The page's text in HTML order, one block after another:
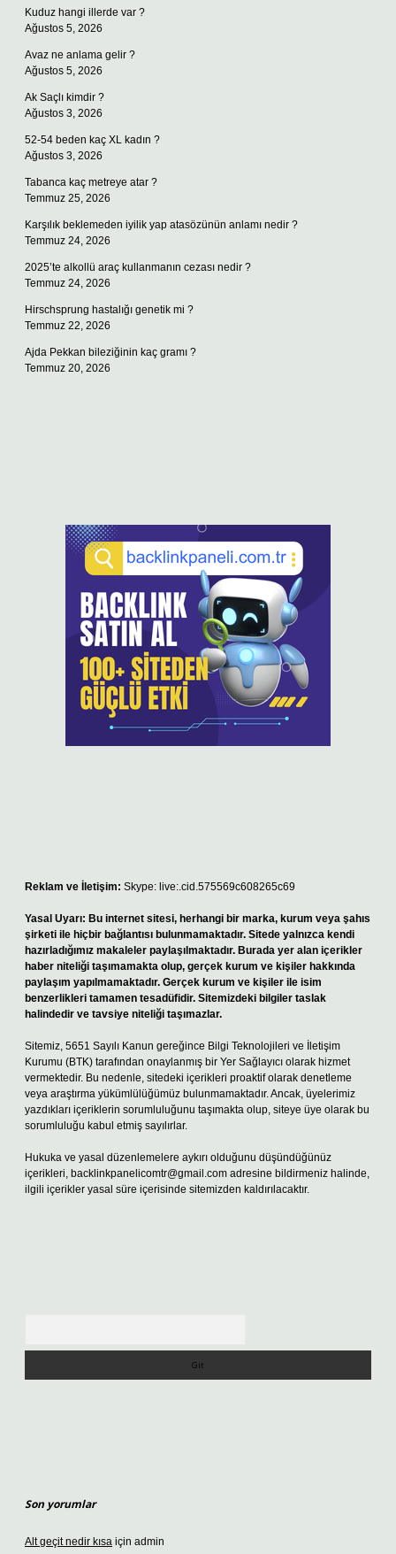
Kuduz hangi illerde var ?
Ağustos 5, 2026
Avaz ne anlama gelir ?
Ağustos 5, 2026
Ak Saçlı kimdir ?
Ağustos 3, 2026
52-54 beden kaç XL kadın ?
Ağustos 3, 2026
Tabanca kaç metreye atar ?
Temmuz 25, 2026
Karşılık beklemeden iyilik yap atasözünün anlamı nedir ?
Temmuz 24, 2026
2025’te alkollü araç kullanmanın cezası nedir ?
Temmuz 24, 2026
Hirschsprung hastalığı genetik mi ?
Temmuz 22, 2026
Ajda Pekkan bileziğinin kaç gramı ?
Temmuz 20, 2026
Reklam ve İletişim: Skype: live:.cid.575569c608265c69
Yasal Uyarı: Bu internet sitesi, herhangi bir marka, kurum veya şahıs
şirketi ile hiçbir bağlantısı bulunmamaktadır. Sitede yalnızca kendi
hazırladığımız makaleler paylaşılmaktadır. Burada yer alan içerikler
haber niteliği taşımamakta olup, gerçek kurum ve kişiler hakkında
paylaşım yapılmamaktadır. Gerçek kurum ve kişiler ile isim
benzerlikleri tamamen tesadüfidir. Sitemizdeki bilgiler taslak
halindedir ve tavsiye niteliği taşımazlar.
Sitemiz, 5651 Sayılı Kanun gereğince Bilgi Teknolojileri ve İletişim
Kurumu (BTK) tarafından onaylanmış bir Yer Sağlayıcı olarak hizmet
vermektedir. Bu nedenle, sitedeki içerikleri proaktif olarak denetleme
veya araştırma yükümlülüğümüz bulunmamaktadır. Ancak, üyelerimiz
yazdıkları içeriklerin sorumluluğunu taşımakta olup, siteye üye olarak bu
sorumluluğu kabul etmiş sayılırlar.
Hukuka ve yasal düzenlemelere aykırı olduğunu düşündüğünüz
içerikleri, backlinkpanelicomtr@gmail.com adresine bildirmeniz halinde,
ilgili içerikler yasal süre içerisinde sitemizden kaldırılacaktır.
Son yorumlar
Alt geçit nedir kısa için admin